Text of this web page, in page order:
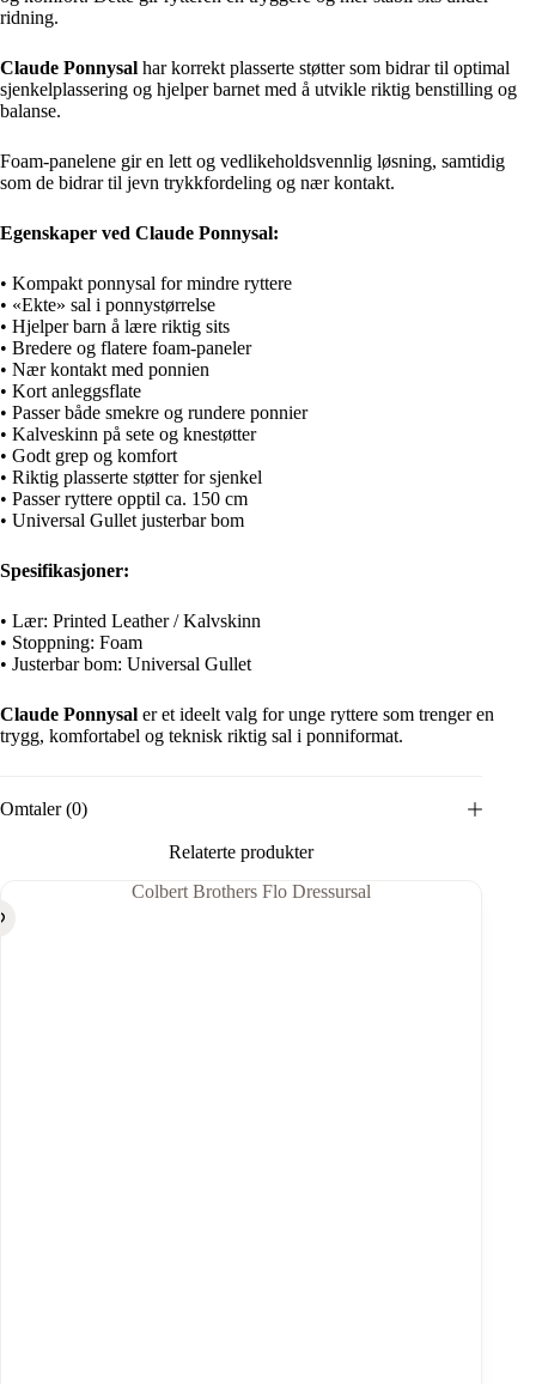
ridning.
Claude Ponnysal har korrekt plasserte støtter som bidrar til optimal
sjenkelplassering og hjelper barnet med å utvikle riktig benstilling og
balanse.
Foam-panelene gir en lett og vedlikeholdsvennlig løsning, samtidig
som de bidrar til jevn trykkfordeling og nær kontakt.
Egenskaper ved Claude Ponnysal:
• Kompakt ponnysal for mindre ryttere
• «Ekte» sal i ponnystørrelse
• Hjelper barn å lære riktig sits
• Bredere og flatere foam-paneler
• Nær kontakt med ponnien
• Kort anleggsflate
• Passer både smekre og rundere ponnier
• Kalveskinn på sete og knestøtter
• Godt grep og komfort
• Riktig plasserte støtter for sjenkel
• Passer ryttere opptil ca. 150 cm
• Universal Gullet justerbar bom
Spesifikasjoner:
• Lær: Printed Leather / Kalvskinn
• Stoppning: Foam
• Justerbar bom: Universal Gullet
Claude Ponnysal er et ideelt valg for unge ryttere som trenger en
trygg, komfortabel og teknisk riktig sal i ponniformat.
Omtaler (0)
Relaterte produkter